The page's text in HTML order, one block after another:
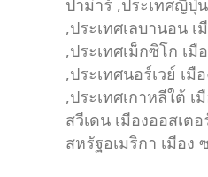
ปาม่าร์ ,ประเทศญี่ปุ่
,ประเทศเลบานอน เ
,ประเทศเม็กซิโก เมื
,ประเทศนอร์เวย์ เมื
,ประเทศเกาหลีใต้ เ
สวีเดน เมืองออสเต
สหรัฐอเมริกา เมือง